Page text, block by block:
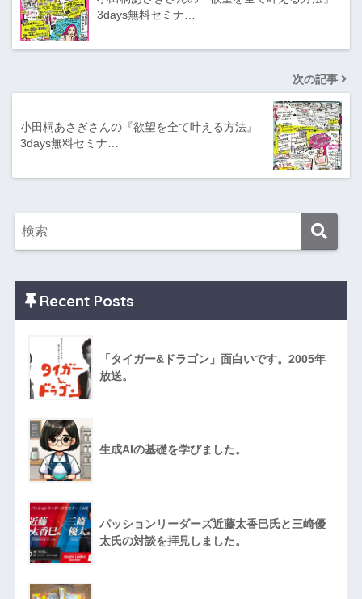
3days無料セミナ…
次の記事
小田桐あさぎさんの『欲望を全て叶える方法』
3days無料セミナ…
Recent Posts
「タイガー&ドラゴン」面白いです。2005年
放送。
生成AIの基礎を学びました。
パッションリーダーズ近藤太香巳氏と三崎優
太氏の対談を拝見しました。